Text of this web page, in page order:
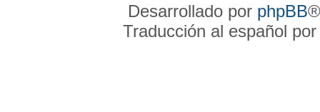
Desarrollado por phpBB
Traducción al español